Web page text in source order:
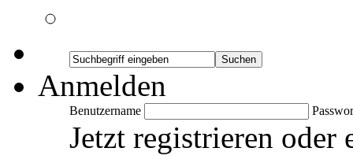
Anmelden
Benutzername
Jetzt registrieren